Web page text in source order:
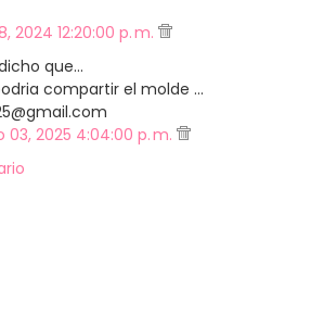
2024 12:20:00 p. m.
que…
compartir el molde ...
03, 2025 4:04:00 p. m.